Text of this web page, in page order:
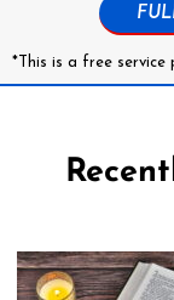
*This is a free